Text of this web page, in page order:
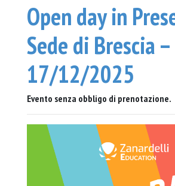
Open day in
Sede di Brescia –
17/12/2025
Evento senza obbligo di prenotazione.